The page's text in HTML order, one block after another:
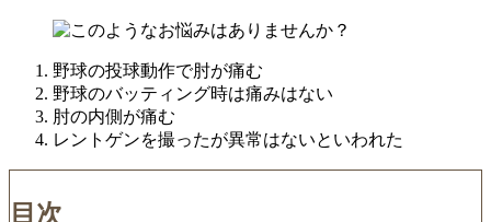
野球の投球動作で肘が痛む
野球のバッティング時は痛みはない
肘の内側が痛む
レントゲンを撮ったが異常はないといわれた
目次